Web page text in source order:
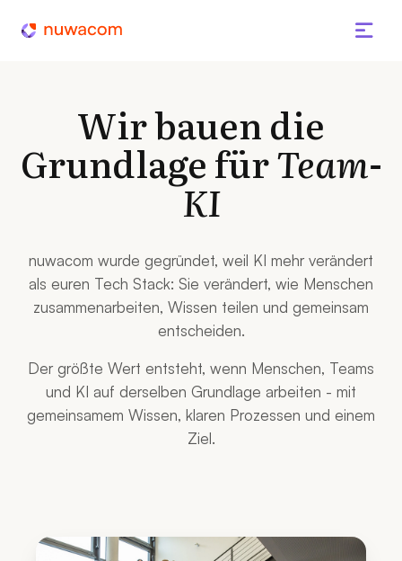
Wir bauen die
Grundlage fürTeam-
KI
nuwacom wurde gegründet, weil KI mehr verändert
als euren Tech Stack: Sie verändert, wie Menschen
zusammenarbeiten, Wissen teilen und gemeinsam
entscheiden.
Der größte Wert entsteht, wenn Menschen, Teams
und KI auf derselben Grundlage arbeiten - mit
gemeinsamem Wissen, klaren Prozessen und einem
Ziel.